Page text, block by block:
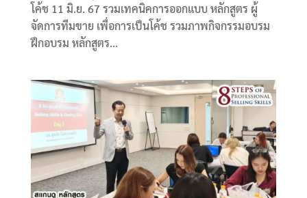
โค้ช 11 มิ.ย. 67 รวมเทคนิคการออกแบบ หลักสูตร ผู้
จัดการทีมขาย เพื่อการเป็นโค้ช รวมภาพกิจกรรมอบรม
ฝึกอบรม หลักสูตร...